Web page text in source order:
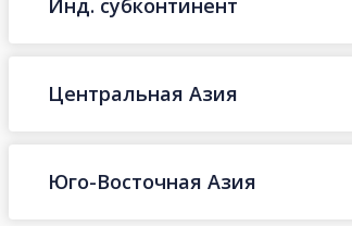
Инд. субконтинент
Центральная Азия
Юго-Восточная Азия